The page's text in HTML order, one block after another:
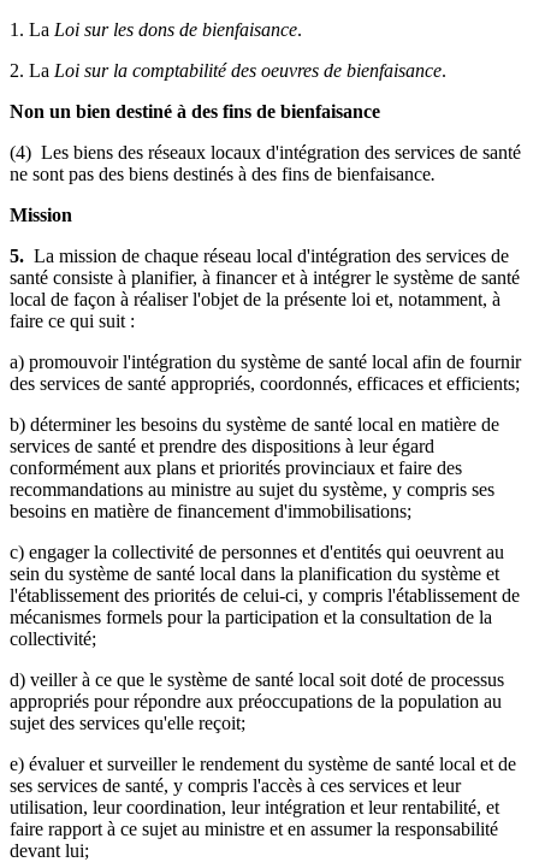
1. La Loi sur les dons de bienfaisance.
2. La Loi sur la comptabilité des oeuvres de bienfaisance.
Non un bien destiné à des fins de bienfaisance
(4) Les biens des réseaux locaux d'intégration des services de santé
ne sont pas des biens destinés à des fins de bienfaisance.
Mission
5. La mission de chaque réseau local d'intégration des services de
santé consiste à planifier, à financer et à intégrer le système de santé
local de façon à réaliser l'objet de la présente loi et, notamment, à
faire ce qui suit :
a) promouvoir l'intégration du système de santé local afin de fournir
des services de santé appropriés, coordonnés, efficaces et efficients;
b) déterminer les besoins du système de santé local en matière de
services de santé et prendre des dispositions à leur égard
conformément aux plans et priorités provinciaux et faire des
recommandations au ministre au sujet du système, y compris ses
besoins en matière de financement d'immobilisations;
c) engager la collectivité de personnes et d'entités qui oeuvrent au
sein du système de santé local dans la planification du système et
l'établissement des priorités de celui-ci, y compris l'établissement de
mécanismes formels pour la participation et la consultation de la
collectivité;
d) veiller à ce que le système de santé local soit doté de processus
appropriés pour répondre aux préoccupations de la population au
sujet des services qu'elle reçoit;
e) évaluer et surveiller le rendement du système de santé local et de
ses services de santé, y compris l'accès à ces services et leur
utilisation, leur coordination, leur intégration et leur rentabilité, et
faire rapport à ce sujet au ministre et en assumer la responsabilité
devant lui;